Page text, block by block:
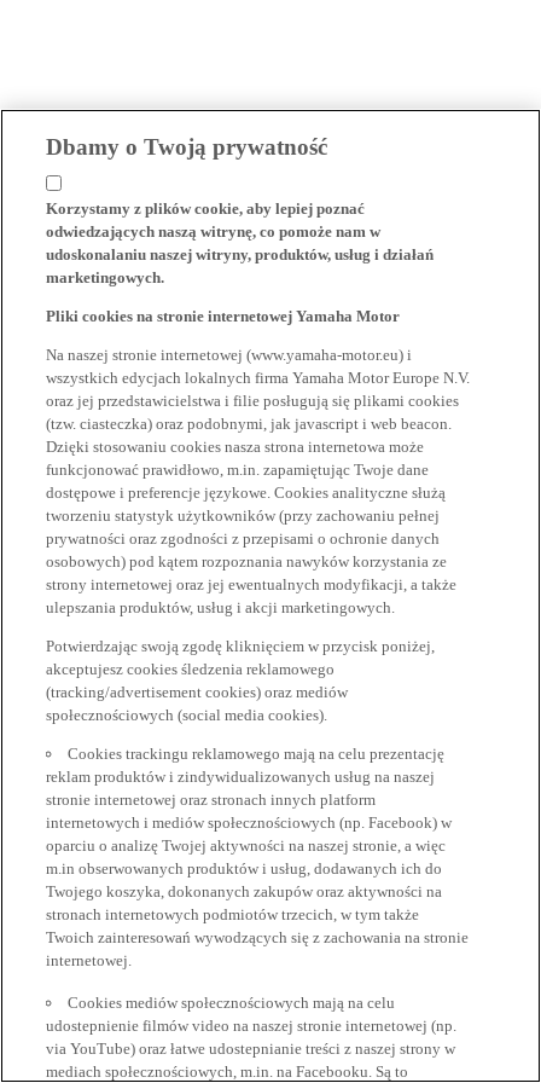
Dbamy o Twoją prywatność
Korzystamy z plików cookie, aby lepiej poznać
odwiedzających naszą witrynę, co pomoże nam w
udoskonalaniu naszej witryny, produktów, usług i działań
marketingowych.
Pliki cookies na stronie internetowej Yamaha Motor
Na naszej stronie internetowej (www.yamaha-motor.eu) i
wszystkich edycjach lokalnych firma Yamaha Motor Europe N.V.
oraz jej przedstawicielstwa i filie posługują się plikami cookies
(tzw. ciasteczka) oraz podobnymi, jak javascript i web beacon.
Dzięki stosowaniu cookies nasza strona internetowa może
funkcjonować prawidłowo, m.in. zapamiętując Twoje dane
dostępowe i preferencje językowe. Cookies analityczne służą
tworzeniu statystyk użytkowników (przy zachowaniu pełnej
prywatności oraz zgodności z przepisami o ochronie danych
osobowych) pod kątem rozpoznania nawyków korzystania ze
strony internetowej oraz jej ewentualnych modyfikacji, a także
ulepszania produktów, usług i akcji marketingowych.
Potwierdzając swoją zgodę kliknięciem w przycisk poniżej,
akceptujesz cookies śledzenia reklamowego
(tracking/advertisement cookies) oraz mediów
społecznościowych (social media cookies).
Cookies trackingu reklamowego mają na celu prezentację
reklam produktów i zindywidualizowanych usług na naszej
stronie internetowej oraz stronach innych platform
internetowych i mediów społecznościowych (np. Facebook) w
oparciu o analizę Twojej aktywności na naszej stronie, a więc
m.in obserwowanych produktów i usług, dodawanych ich do
Twojego koszyka, dokonanych zakupów oraz aktywności na
stronach internetowych podmiotów trzecich, w tym także
Twoich zainteresowań wywodzących się z zachowania na stronie
internetowej.
Cookies mediów społecznościowych mają na celu
udostepnienie filmów video na naszej stronie internetowej (np.
via YouTube) oraz łatwe udostepnianie treści z naszej strony w
mediach społecznościowych, m.in. na Facebooku. Są to